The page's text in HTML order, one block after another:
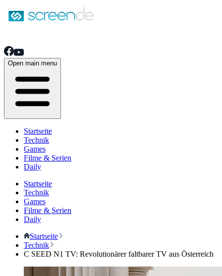
Open main menu
Startseite
Technik
Games
Filme & Serien
Daily
Startseite
Technik
Games
Filme & Serien
Daily
Startseite
Technik
C SEED N1 TV: Revolutionärer faltbarer TV aus Österreich